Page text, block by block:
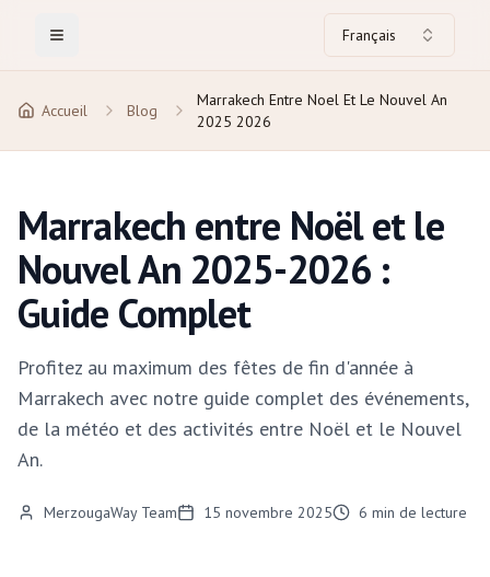
Toggle Menu Français
Accueil Blog
Marrakech Entre Noel Et Le Nouvel An
2025 2026
Marrakech entre Noël et le
Nouvel An 2025-2026 :
Guide Complet
Profitez au maximum des fêtes de fin d'année à
Marrakech avec notre guide complet des événements,
de la météo et des activités entre Noël et le Nouvel
An.
MerzougaWay Team 15 novembre 2025 6 min de lecture